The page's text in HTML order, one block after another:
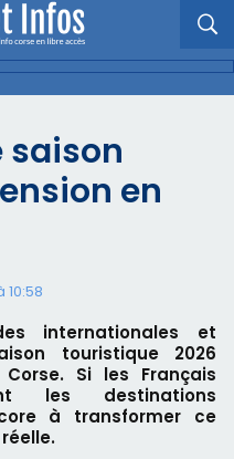
saison
en
10:58
internationales et
touristique 2026
Si les Français
les destinations
à transformer ce